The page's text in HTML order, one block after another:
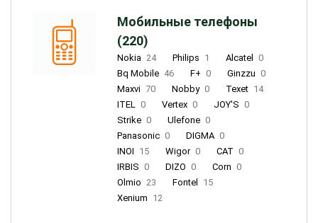
Мобильные телефоны
(220)
Nokia 24 Philips 1 Alcatel
0
Bq Mobile 46 F+ 0 Ginzzu 0
Maxvi 70 Nobby 0 Texet 14
ITEL 0 Vertex 0 JOY'S 0
Strike 0 Ulefone 0
Panasonic 0 DIGMA 0
INOI 15 Wigor 0 CAT 0
IRBIS 0 DIZO 0 Corn 0
Olmio 23 Fontel
15
Xenium 12